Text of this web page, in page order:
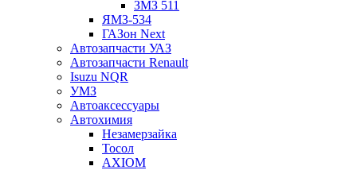
ЗМЗ 511
ЯМЗ-534
ГАЗон Next
Автозапчасти УАЗ
Автозапчасти Renault
Isuzu NQR
УМЗ
Автоаксессуары
Автохимия
Незамерзайка
Тосол
AXIOM